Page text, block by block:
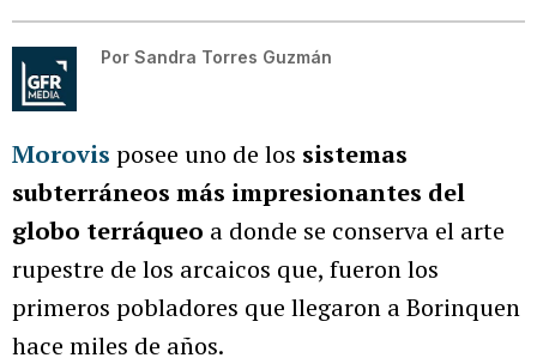
Por Sandra Torres Guzmán
Morovis posee uno de los sistemas
subterráneos más impresionantes del
globo terráqueo a donde se conserva el arte
rupestre de los arcaicos que, fueron los
primeros pobladores que llegaron a Borinquen
hace miles de años.